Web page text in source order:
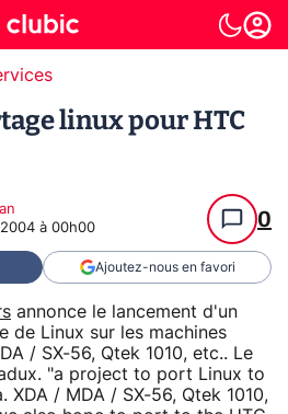
linux pour HTC
à 00h00 0
Ajoutez-nous en favori
annonce le lancement d'un
de Linux sur les machines
/ SX-56, Qtek 1010, etc.. Le
"a project to port Linux to
XDA / MDA / SX-56, Qtek 1010,